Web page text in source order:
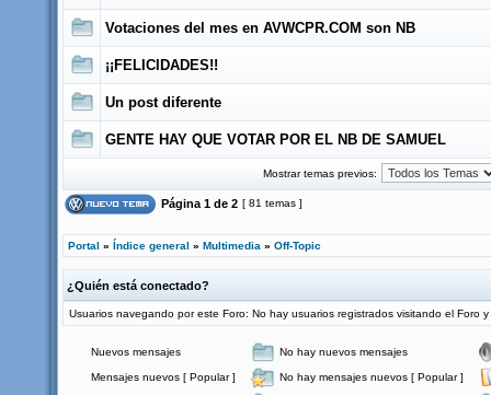
Votaciones del mes en AVWCPR.COM son NB
¡¡FELICIDADES!!
Un post diferente
GENTE HAY QUE VOTAR POR EL NB DE SAMUEL
Mostrar temas previos:
Página 1 de 2 [ 81 temas ]
Portal » Índice general » Multimedia » Off-Topic
¿Quién está conectado?
Usuarios navegando por este Foro: No hay usuarios registrados visitando el Foro
Nuevos mensajes No hay nuevos mensajes
Mensajes nuevos [ Popular ] No hay mensajes nuevos [ Popular ]